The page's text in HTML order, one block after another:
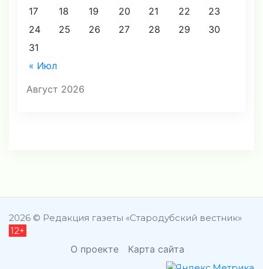
Август 2026
« Июл
17
18 19 20 21 22
23
24
25 26 27 28 29
30
31
2026 © Редакция газеты «Стародубский вестник»
12+
О проекте Карта сайта